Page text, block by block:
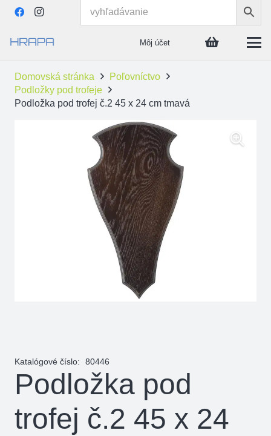
Môj účet
Domovská stránka
Poľovníctvo
Podložky pod trofeje
Podložka pod trofej č.2 45 x 24 cm tmavá
Katalógové číslo: 80446
Podložka pod
trofej č.2 45 x 24